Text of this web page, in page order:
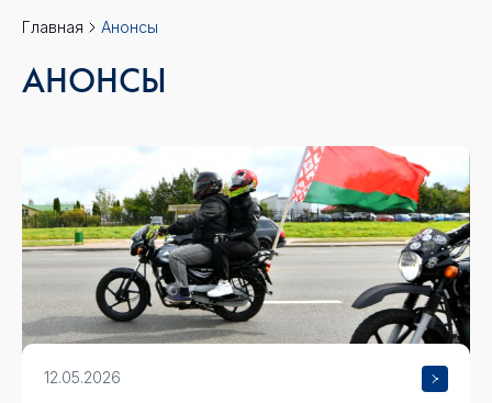
Главная Анонсы
АНОНСЫ
12.05.2026